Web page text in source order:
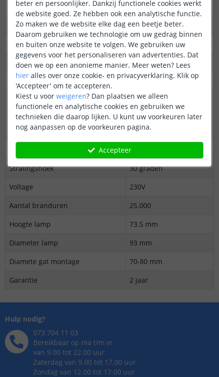
Kleur
Warm tot koud wit
Kleurtemperatuur (Kelvin)
2700K-6500K
Lichtopbrengst
320 lumen
Dimbaar
Ja
CRI
80
Compatible met:
Apple Homekit
Google Assistant
Amazon Alexa
Smart Things
IP20
Stralingshoek
30 graden
Voltage
230V
Aantal branduren
25.000
Hoogte lamp
73.5 mm
Diameter lamp
93 mm
Diamete gat montage
70-80 mm
Garantie
2 jaar
Hulp nodig?
073 704 11 03
Bereikbaar op ma t/m vr
van 9.00 tot 22.00 uur
Zaterdag van 9.00 tot 17.00 uur
Zondag van 12.00 tot 17.00 uur
beter en persoonlijker. Dankzij functionele cookies werkt
de website goed. Ze hebben ook een analytische functie.
Zo maken we de website elke dag een beetje beter.
Daarom gebruiken we technologie om uw gedrag binnen
en buiten onze website te volgen. We gebruiken uw
gegevens voor het personaliseren van advertenties. Dat
doen we op een anonieme manier. Meer weten? Lees
hier alles over onze cookie- en privacyverklaring. Klik op
'Accepteer' om te accepteren.
Kiest u voor weigeren? Dan plaatsen we alleen
functionele en analytische cookies en gebruiken we
technieken die daarop lijken. U kunt uw voorkeuren later
nog aanpassen op de voorkeuren pagina.
Accepteer